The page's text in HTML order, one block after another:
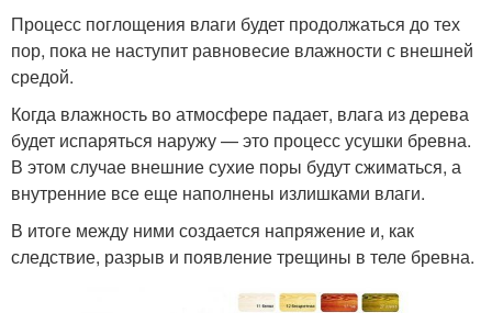
Процесс поглощения влаги будет продолжаться до тех
пор, пока не наступит равновесие влажности с внешней
средой.
Когда влажность во атмосфере падает, влага из дерева
будет испаряться наружу — это процесс усушки бревна.
В этом случае внешние сухие поры будут сжиматься, а
внутренние все еще наполнены излишками влаги.
В итоге между ними создается напряжение и, как
следствие, разрыв и появление трещины в теле бревна.